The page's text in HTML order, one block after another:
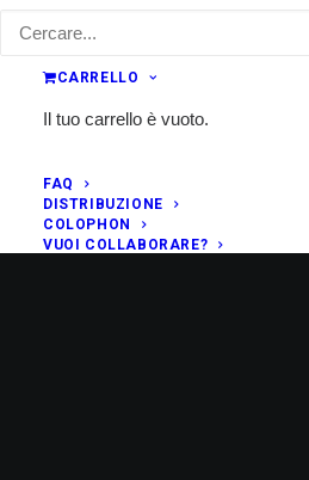
CARRELLO
Il tuo carrello è vuoto.
FAQ
DISTRIBUZIONE
COLOPHON
VUOI COLLABORARE?